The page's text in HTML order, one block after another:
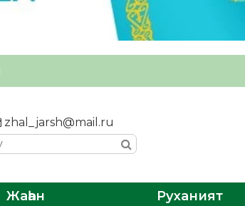
zhal_jarsh@mail.ru
Жаһан Руханият